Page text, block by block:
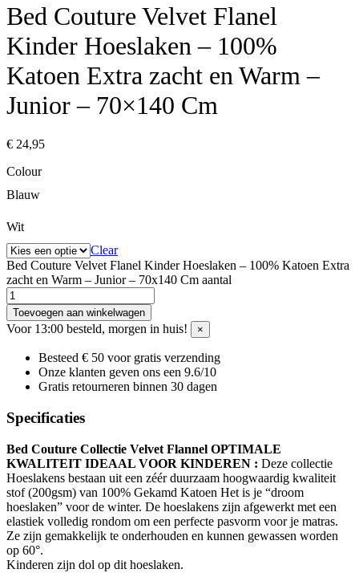
Bed Couture Velvet Flanel
Kinder Hoeslaken – 100%
Katoen Extra zacht en Warm –
Junior – 70×140 Cm
€ 24,95
Colour
Blauw
Wit
Clear
Bed Couture Velvet Flanel Kinder Hoeslaken – 100% Katoen Extra
zacht en Warm – Junior – 70x140 Cm aantal
Toevoegen aan winkelwagen
Voor 13:00 besteld, morgen in huis! ×
Besteed € 50 voor gratis verzending
Onze klanten geven ons een 9.6/10
Gratis retourneren binnen 30 dagen
Specificaties
Bed Couture Collectie Velvet Flannel OPTIMALE
KWALITEIT IDEAAL VOOR KINDEREN : Deze collectie
Hoeslakens bestaan uit een zéér duurzaam hoogwaardig kwaliteit
stof (200gsm) van 100% Gekamd Katoen Het is je “droom
hoeslaken” voor de winter. De hoeslakens zijn afgewerkt met een
elastiek volledig rondom om een perfecte pasvorm voor je matras.
Ze zijn gemakkelijk te onderhouden en kunnen gewassen worden
op 60°.
Kinderen zijn dol op dit hoeslaken.